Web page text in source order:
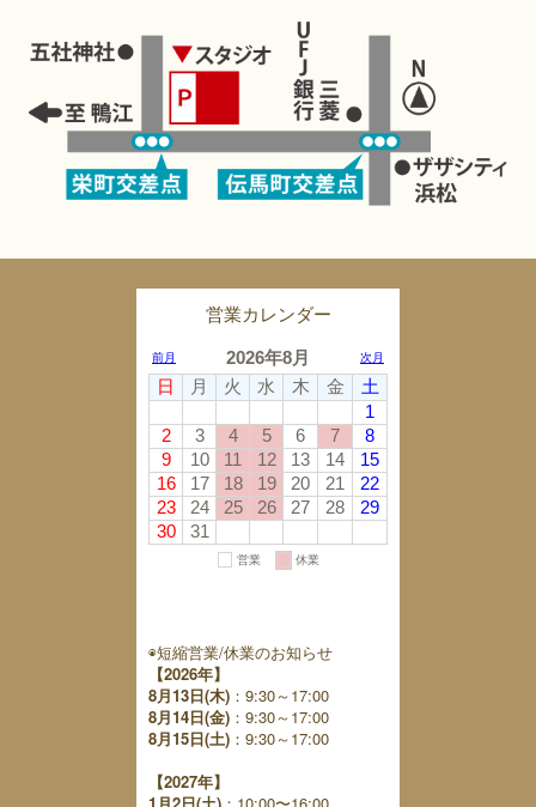
営業カレンダー
◉短縮営業/休業のお知らせ
【2026年】
8月13日(木) ：9:30～17:00
8月14日(金) ：9:30～17:00
8月15日(土) ：9:30～17:00
【2027年】